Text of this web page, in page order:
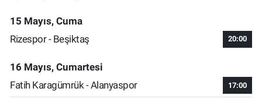
15 Mayıs, Cuma
Rizespor - Beşiktaş
20:00
16 Mayıs, Cumartesi
Fatih Karagümrük - Alanyaspor
17:00